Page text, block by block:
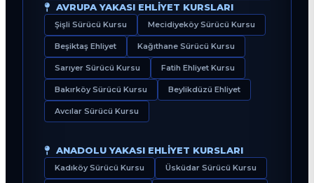
AVRUPA YAKASI EHLIYET KURSLARI
Şişli Sürücü Kursu Mecidiyeköy Sürücü Kursu
Beşiktaş Ehliyet Kağıthane Sürücü Kursu
Sarıyer Sürücü Kursu Fatih Ehliyet Kursu
Bakırköy Sürücü Kursu Beylikdüzü Ehliyet
Avcılar Sürücü Kursu
ANADOLU YAKASI EHLIYET KURSLARI
Kadıköy Sürücü Kursu Üsküdar Sürücü Kursu